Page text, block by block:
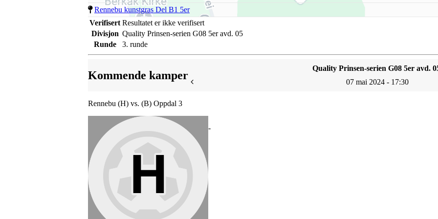
Rennebu kunstgras Del B1 5er
Verifisert Resultatet er ikke verifisert
Divisjon Quality Prinsen-serien G08 5er avd. 05
Runde
3. runde
Kommende kamper
Quality Prinsen-serien G08 5er avd.
07 mai 2024 - 17:30
Rennebu (H) vs. (B) Oppdal 3
-